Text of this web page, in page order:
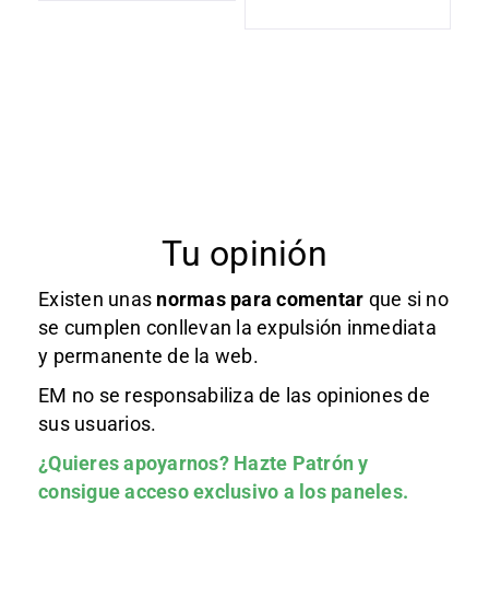
Tu opinión
Existen unas normas para comentar que si no
se cumplen conllevan la expulsión inmediata
y permanente de la web.
EM no se responsabiliza de las opiniones de
sus usuarios.
¿Quieres apoyarnos? Hazte Patróny
consigue acceso exclusivo a los paneles.